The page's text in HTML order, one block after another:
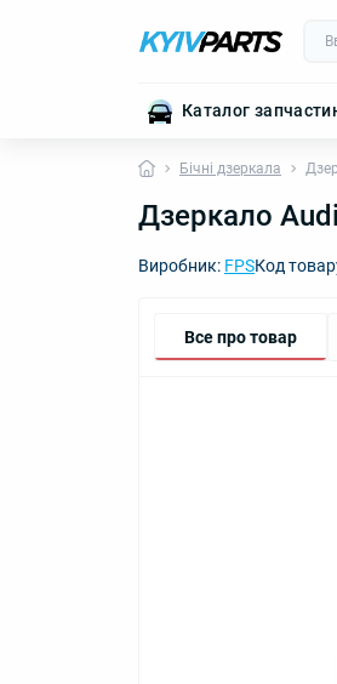
Каталог
Бічні дзеркала
Дзеркало
Виробник: FPSКод
Все про товар